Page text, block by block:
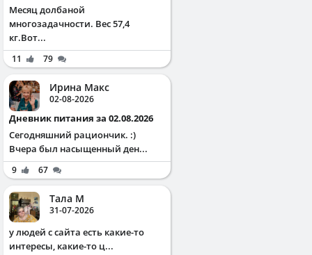
Месяц долбаной
многозадачности. Вес 57,4
кг.Вот...
11 79
Ирина Макс
02-08-2026
Дневник питания за 02.08.2026
Сегодняшний рациончик. :)
Вчера был насыщенный ден...
9 67
Тала М
31-07-2026
у людей с сайта есть какие-то
интересы, какие-то ц...